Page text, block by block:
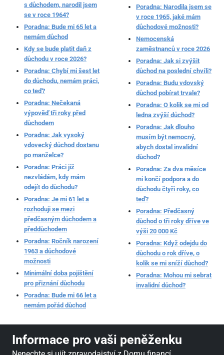
s důchodem, narodil jsem
se v roce 1964?
Poradna: Bude mi 65 let a
nemám důchod
Kdy se bude platit daň z
důchodu v roce 2026?
Poradna: Chybí mi šest let
do důchodu, nemám práci,
co teď?
Poradna: Nečekaná
výpověď tři roky před
důchodem
Poradna: Jak vysoký
vdovecký důchod dostanu
po manželce?
Poradna: Práci již
nezvládám, kdy mám
odejít do důchodu?
Poradna: Je mi 61 let a
rozhoduji se mezi
předčasným důchodem a
předdůchodem
Poradna: Ročník narození
1963 a důchodové
možnosti
Minimální doba pojištění
pro přiznání důchodu
Poradna: Bude mi 66 let a
nemám pořád důchod
Poradna: Narodila jsem se
v roce 1965, jaké mám
důchodové možnosti?
Nemocenská
zaměstnanců v roce 2026
Poradna: Jak si zvýšit
důchod na poslední chvíli?
Poradna: Budu vdovský
důchod pobírat trvale?
Poradna: O kolik se mi od
ledna zvýší důchod?
Poradna: Jak dlouho
musím být nemocný,
abych dostal invalidní
důchod?
Poradna: Za dva měsíce
mi končí podpora a do
důchodu čtyři roky, co
teď?
Poradna: Předčasný
důchod o tři roky dříve ve
výši 20 000 Kč
Poradna: Když odejdu do
důchodu o rok dříve, o
kolik se mi sníží důchod?
Poradna: Mohou mi sebrat
invalidní důchod?
Informace pro vaši peněženku